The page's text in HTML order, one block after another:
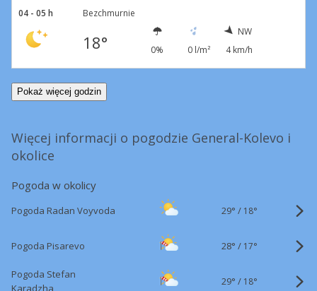
04 - 05 h Bezchmurnie
18° 0% 0 l/m²
NW
4 km/h
Pokaż więcej godzin
Więcej informacji o pogodzie General-Kolevo i
okolice
Pogoda w okolicy
Pogoda Radan Voyvoda 29° / 18°
Pogoda Pisarevo 28° / 17°
Pogoda Stefan
Karadzha
29° / 18°